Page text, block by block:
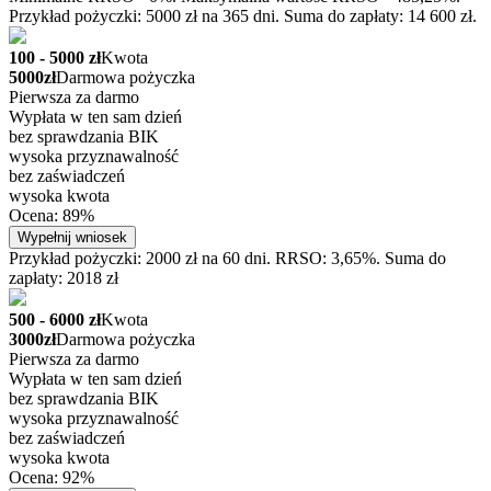
Przykład pożyczki: 5000 zł na 365 dni. Suma do zapłaty: 14 600 zł.
100 - 5000 złKwota
5000złDarmowa pożyczka
Pierwsza za darmo
Wypłata w ten sam dzień
bez sprawdzania BIK
wysoka przyznawalność
bez zaświadczeń
wysoka kwota
Ocena: 89%
Wypełnij wniosek
Przykład pożyczki: 2000 zł na 60 dni. RRSO: 3,65%. Suma do
zapłaty: 2018 zł
500 - 6000 złKwota
3000złDarmowa pożyczka
Pierwsza za darmo
Wypłata w ten sam dzień
bez sprawdzania BIK
wysoka przyznawalność
bez zaświadczeń
wysoka kwota
Ocena: 92%